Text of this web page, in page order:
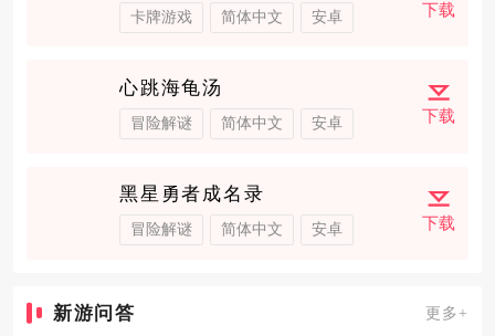
卡牌游戏 简体中文 安卓 下载
心跳海龟汤
冒险解谜 简体中文 安卓 下载
黑星勇者成名录
冒险解谜 简体中文 安卓 下载
新游问答 更多+